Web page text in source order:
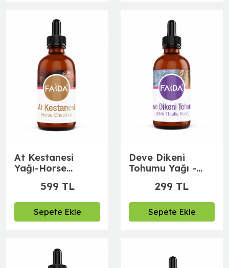
At Kestanesi
Yağı-Horse
599 TL
Sepete Ekle
Deve Dikeni
Tohumu Yağı -
(50 ml)299 TL
Sepete Ekle